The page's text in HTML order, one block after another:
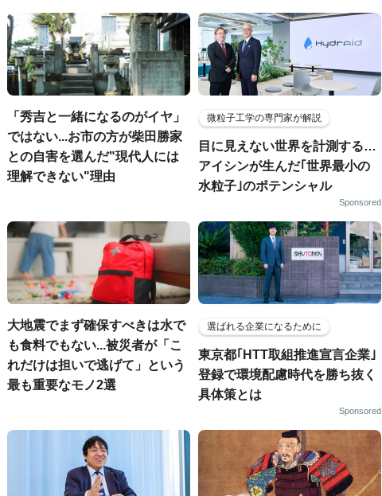
「秀吉と一緒になるのがイヤ」
ではない...お市の方が柴田勝家
との自害を選んだ"現代人には
理解できない"理由
微粒子工学の専門家が解説
目に見えない世界を計測する…
アイシンが生んだ｢世界最小の
水粒子｣のポテンシャル
Sponsored
大地震でまず確保すべきは水で
も食料でもない...被災者が「こ
れだけは担いで逃げて」という
最も重要なモノ2選
選ばれる企業になるために
東京都｢HTT取組推進宣言企業｣
登録で環境配慮時代を勝ち抜く
具体策とは
Sponsored